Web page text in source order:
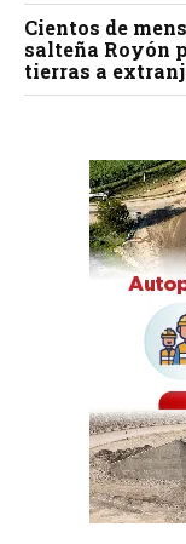
Cientos de
salteña Royón
tierras a